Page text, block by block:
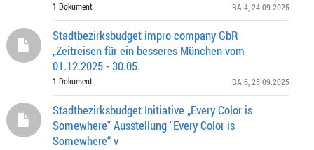
1 Dokument BA 4 , 24.09.2025
Stadtbezirksbudget impro company GbR
„Zeitreisen für ein besseres München vom
01.12.2025 - 30.05.
1 Dokument BA 6 , 25.09.2025
Stadtbezirksbudget Initiative „Every Color is
Somewhere" Ausstellung "Every Color is
Somewhere“ v